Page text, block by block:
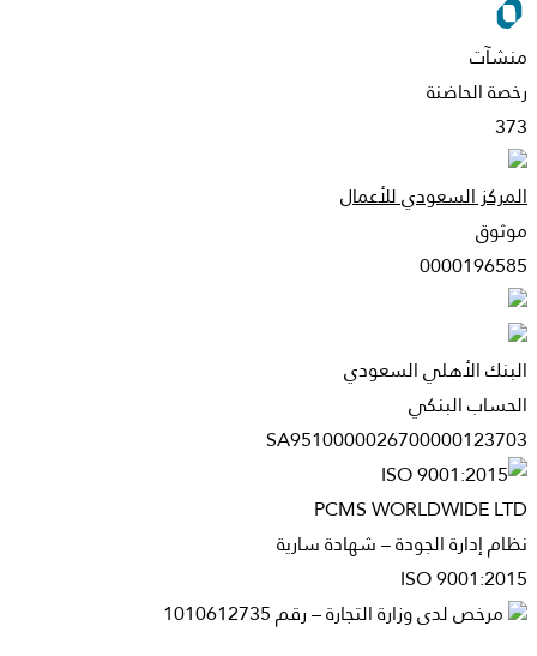
منشآت
رخصة الحاضنة
373
المركز السعودي للأعمال
موثوق
0000196585
البنك الأهلي السعودي
الحساب البنكي
SA9510000026700000123703
PCMS WORLDWIDE LTD
نظام إدارة الجودة – شهادة سارية
ISO 9001:2015
مرخص لدى وزارة التجارة – رقم 1010612735